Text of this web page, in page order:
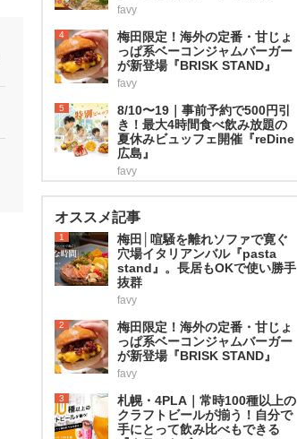
favy
4
梅田限定！海外の定番・甘じょ
っぱ系ベーコンジャムバーガー
が新登場『BRISK STAND』
favy
5
8/10〜19｜事前予約で500円引
き！最大4時間食べ飲み放題の
夏休みビュッフェ開催『reDine
広島』
favy
オススメ記事
1
梅田│喧騒を離れソファで寛ぐ
穴場イタリアンバル『pasta
stand』。長居もOKで使い勝手
抜群
favy
2
梅田限定！海外の定番・甘じょ
っぱ系ベーコンジャムバーガー
が新登場『BRISK STAND』
favy
3
札幌・4PLA｜常時100種以上の
クラフトビールが揃う！自分で
手にとって飲み比べもできる